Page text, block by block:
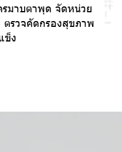
มาบตาพุด จัดหน่วย
รวจคัดกรองสุขภาพ
ข็ง